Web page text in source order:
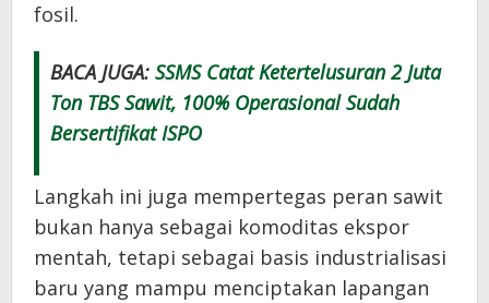
fosil.
BACA JUGA: SSMS Catat Ketertelusuran 2 Juta
Ton TBS Sawit, 100% Operasional Sudah
Bersertifikat ISPO
Langkah ini juga mempertegas peran sawit
bukan hanya sebagai komoditas ekspor
mentah, tetapi sebagai basis industrialisasi
baru yang mampu menciptakan lapangan